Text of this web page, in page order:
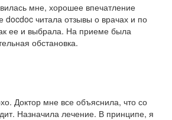
мне, хорошее впечатление
docdoc читала отзывы о врачах и по
ее и выбрала. На приеме была
обстановка.
Доктор мне все объяснила, что со
Назначила лечение. В принципе, я